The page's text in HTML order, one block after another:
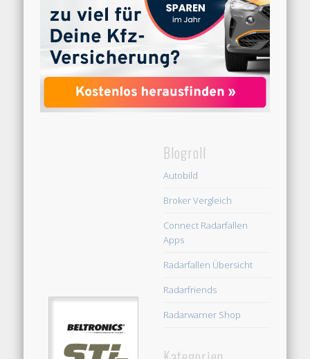
Blogroll
Autobild
Broker Vergleich
Connect Radarfallen
Apps
Radarfallen Übersicht
Radarfriends
Radarwarner Shop